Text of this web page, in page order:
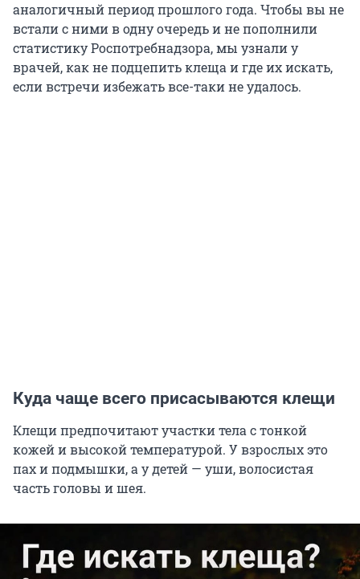
аналогичный период прошлого года. Чтобы вы не
встали с ними в одну очередь и не пополнили
статистику Роспотребнадзора, мы узнали у
врачей, как не подцепить клеща и где их искать,
если встречи избежать все-таки не удалось.
Куда чаще всего присасываются клещи
Клещи предпочитают участки тела с тонкой
кожей и высокой температурой. У взрослых это
пах и подмышки, а у детей — уши, волосистая
часть головы и шея.